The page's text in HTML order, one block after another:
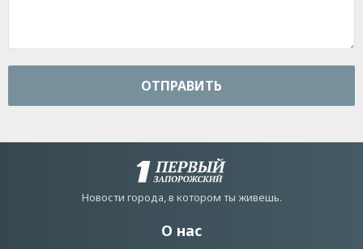
ОТПРАВИТЬ
Новости города, в котором ты живешь.
О нас